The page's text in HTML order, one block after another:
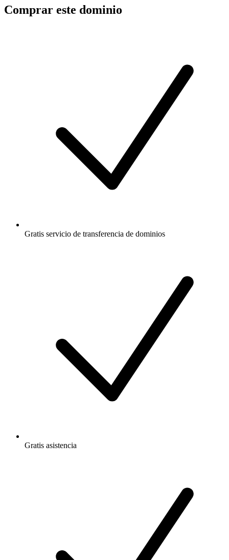
Comprar este dominio
Gratis servicio de transferencia de dominios
Gratis asistencia